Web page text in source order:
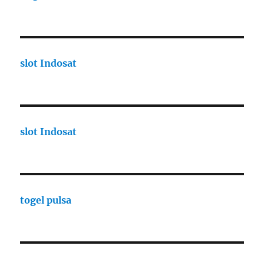
slot Indosat
slot Indosat
togel pulsa